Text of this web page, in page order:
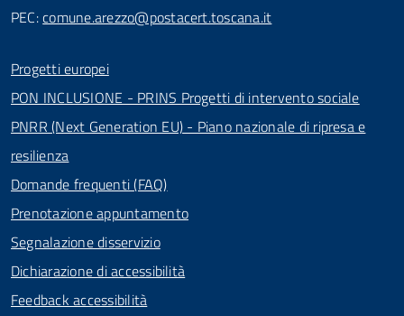
PEC:comune.arezzo@postacert.toscana.it
Progetti europei
PON INCLUSIONE - PRINS Progetti di intervento sociale
PNRR (Next Generation EU) - Piano nazionale di ripresa e
resilienza
Domande frequenti (FAQ)
Prenotazione appuntamento
Segnalazione disservizio
Dichiarazione di accessibilità
Feedback accessibilità